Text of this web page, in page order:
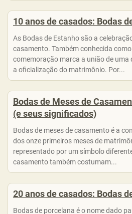
10 anos de casados: Bodas
As Bodas de Estanho são a
casamento. Também conhecida
comemoração marca a união de uma
a oficialização do matrimônio. Por...
Bodas de Meses de
(e seus significados)
Bodas de meses de casamento é a
dos onze primeiros meses de
representado por um símbolo
casamento também costumam...
20 anos de casados: Bodas
Bodas de porcelana é o nome dado